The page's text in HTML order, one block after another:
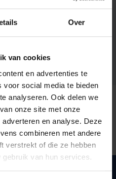
Over
van cookies
en advertenties te
voor social media te bieden
analyseren. Ook delen we
onze site met onze
en analyse. Deze
combineren met andere
verstrekt of die ze hebben
van hun services.